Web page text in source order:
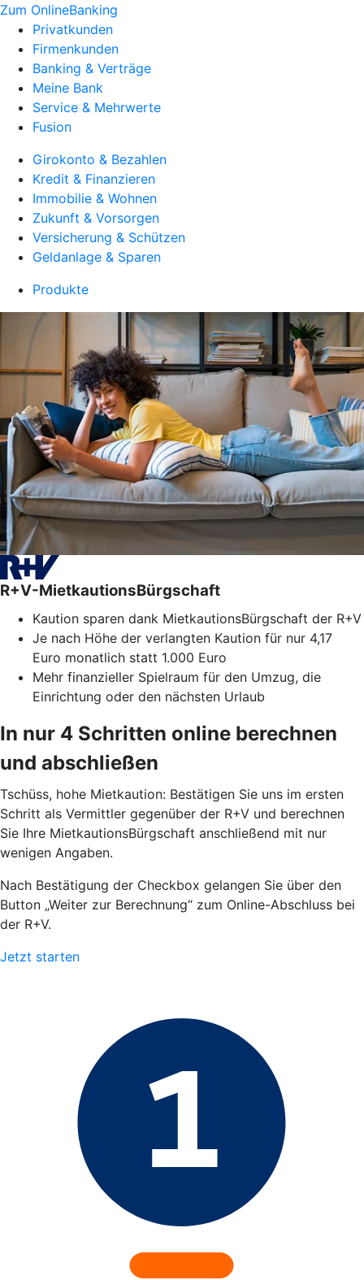
Zum OnlineBanking
Privatkunden
Firmenkunden
Banking & Verträge
Meine Bank
Service & Mehrwerte
Fusion
Girokonto & Bezahlen
Kredit & Finanzieren
Immobilie & Wohnen
Zukunft & Vorsorgen
Versicherung & Schützen
Geldanlage & Sparen
Produkte
R+V-MietkautionsBürgschaft
Kaution sparen dank MietkautionsBürgschaft der R+V
Je nach Höhe der verlangten Kaution für nur 4,17
Euro monatlich statt 1.000 Euro
Mehr finanzieller Spielraum für den Umzug, die
Einrichtung oder den nächsten Urlaub
In nur 4 Schritten online berechnen
und abschließen
Tschüss, hohe Mietkaution: Bestätigen Sie uns im ersten
Schritt als Vermittler gegenüber der R+V und berechnen
Sie Ihre MietkautionsBürgschaft anschließend mit nur
wenigen Angaben.
Nach Bestätigung der Checkbox gelangen Sie über den
Button „Weiter zur Berechnung“ zum Online-Abschluss bei
der R+V.
Jetzt starten